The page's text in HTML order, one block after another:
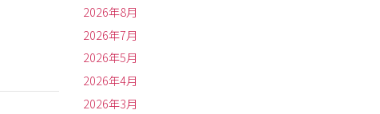
2026年8月
2026年7月
2026年5月
2026年4月
2026年3月